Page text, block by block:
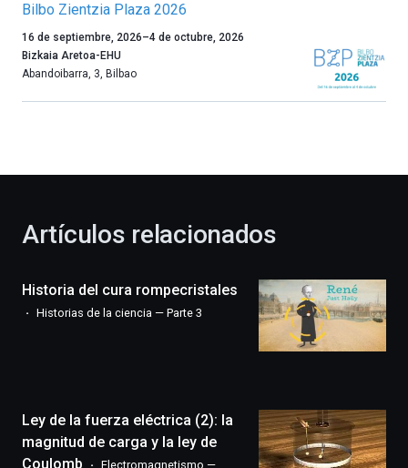
Bilbo Zientzia Plaza 2026
Un
año
más,
celebración
novena
edición
un
festival
que
16 de septiembre, 2026–4 de octubre, 2026
Bizkaia Aretoa-EHU
Abandoibarra, 3, Bilbao
Artículos relacionados
Historia del cura rompecristales
Historias de la ciencia — Parte 3
Ley de la fuerza eléctrica (2): la
magnitud de carga y la ley de
Coulomb
Electromagnetismo —